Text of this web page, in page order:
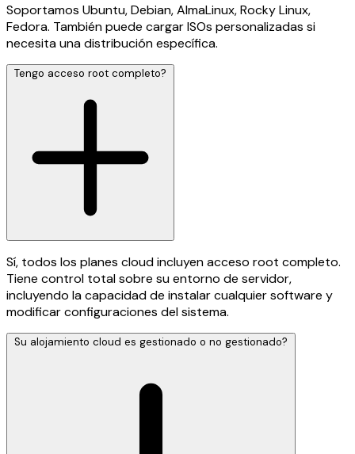
Soportamos Ubuntu, Debian, AlmaLinux, Rocky Linux,
Fedora. También puede cargar ISOs personalizadas si
necesita una distribución específica.
Tengo acceso root completo?
Sí, todos los planes cloud incluyen acceso root completo.
Tiene control total sobre su entorno de servidor,
incluyendo la capacidad de instalar cualquier software y
modificar configuraciones del sistema.
Su alojamiento cloud es gestionado o no gestionado?